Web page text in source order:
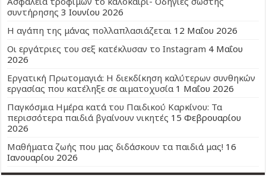
συντήρησης 3 Ιουνίου 2026
Η αγάπη της μάνας πολλαπλασιάζεται 12 Μαΐου 2026
Οι εργάτριες του σεξ κατέκλυσαν το Instagram 4 Μαΐου
2026
Εργατική Πρωτομαγιά: Η διεκδίκηση καλύτερων συνθηκών
εργασίας που κατέληξε σε αιματοχυσία 1 Μαΐου 2026
Παγκόσμια Ημέρα κατά του Παιδικού Καρκίνου: Τα
περισσότερα παιδιά βγαίνουν νικητές 15 Φεβρουαρίου
2026
Μαθήματα ζωής που μας διδάσκουν τα παιδιά μας! 16
Ιανουαρίου 2026